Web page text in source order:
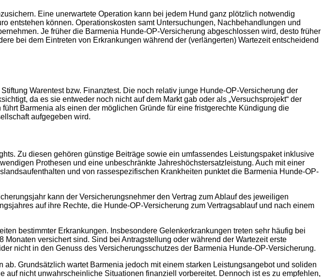
Eine unerwartete Operation kann bei jedem Hund ganz plötzlich notwendig
entstehen können. Operationskosten samt Untersuchungen, Nachbehandlungen und
Je früher die Barmenia Hunde-OP-Versicherung abgeschlossen wird, desto früher
bei dem Eintreten von Erkrankungen während der (verlängerten) Wartezeit entscheidend
Warentest bzw. Finanztest. Die noch relativ junge Hunde-OP-Versicherung der
da es sie entweder noch nicht auf dem Markt gab oder als „Versuchsprojekt“ der
Barmenia als einen der möglichen Gründe für eine fristgerechte Kündigung die
aufgegeben wird.
Zu diesen gehören günstige Beiträge sowie ein umfassendes Leistungspaket inklusive
Prothesen und eine unbeschränkte Jahreshöchstersatzleistung. Auch mit einer
und von rassespezifischen Krankheiten punktet die Barmenia Hunde-OP-
kann der Versicherungsnehmer den Vertrag zum Ablauf des jeweiligen
auf ihre Rechte, die Hunde-OP-Versicherung zum Vertragsablauf und nach einem
bestimmter Erkrankungen. Insbesondere Gelenkerkrankungen treten sehr häufig bei
versichert sind. Sind bei Antragstellung oder während der Wartezeit erste
nicht in den Genuss des Versicherungsschutzes der Barmenia Hunde-OP-Versicherung.
Grundsätzlich wartet Barmenia jedoch mit einem starken Leistungsangebot und soliden
nicht unwahrscheinliche Situationen finanziell vorbereitet. Dennoch ist es zu empfehlen,